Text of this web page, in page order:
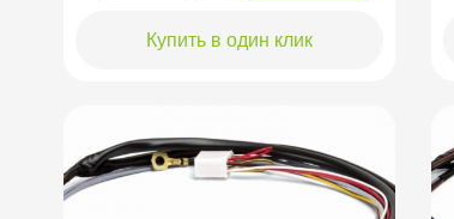
Купить в один клик